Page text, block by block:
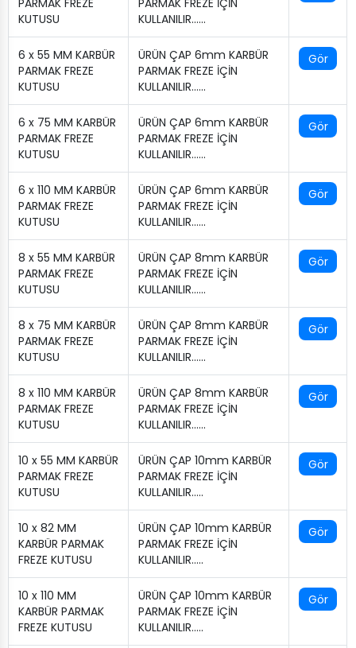
KUTUSU
KULLANILIR.…..
6 x 55 MM KARBÜR
PARMAK FREZE
KUTUSU
ÜRÜN ÇAP 6mm KARBÜR
PARMAK FREZE İÇİN
KULLANILIR.…..
Gör
6 x 75 MM KARBÜR
PARMAK FREZE
KUTUSU
ÜRÜN ÇAP 6mm KARBÜR
PARMAK FREZE İÇİN
KULLANILIR.…..
Gör
6 x 110 MM KARBÜR
PARMAK FREZE
KUTUSU
ÜRÜN ÇAP 6mm KARBÜR
PARMAK FREZE İÇİN
KULLANILIR.…..
Gör
8 x 55 MM KARBÜR
PARMAK FREZE
KUTUSU
ÜRÜN ÇAP 8mm KARBÜR
PARMAK FREZE İÇİN
KULLANILIR.…..
Gör
8 x 75 MM KARBÜR
PARMAK FREZE
KUTUSU
ÜRÜN ÇAP 8mm KARBÜR
PARMAK FREZE İÇİN
KULLANILIR.…..
Gör
8 x 110 MM KARBÜR
PARMAK FREZE
KUTUSU
ÜRÜN ÇAP 8mm KARBÜR
PARMAK FREZE İÇİN
KULLANILIR.…..
Gör
10 x 55 MM KARBÜR
PARMAK FREZE
KUTUSU
ÜRÜN ÇAP 10mm KARBÜR
PARMAK FREZE İÇİN
KULLANILIR…..
Gör
10 x 82 MM
KARBÜR PARMAK
FREZE KUTUSU
ÜRÜN ÇAP 10mm KARBÜR
PARMAK FREZE İÇİN
KULLANILIR…..
Gör
10 x 110 MM
KARBÜR PARMAK
FREZE KUTUSU
ÜRÜN ÇAP 10mm KARBÜR
PARMAK FREZE İÇİN
KULLANILIR…..
Gör